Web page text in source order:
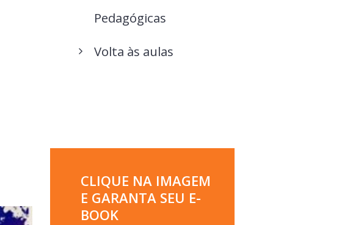
Pedagógicas
Volta às aulas
CLIQUE NA IMAGEM
E GARANTA SEU E-
BOOK